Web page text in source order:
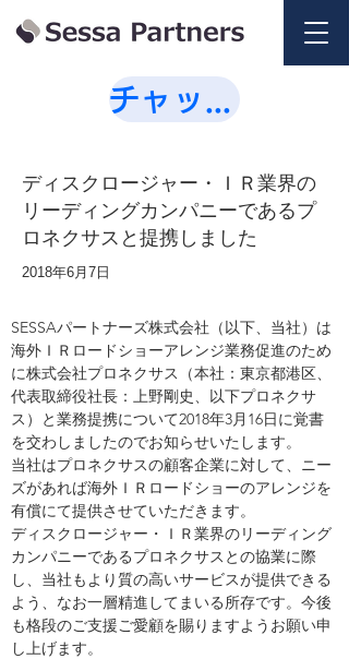
ディスクロージャー・ＩＲ業界の
リーディングカンパニーであるプ
ロネクサスと提携しました
2018年6月7日
SESSAパートナーズ株式会社（以下、当社）は
海外ＩＲロードショーアレンジ業務促進のため
に株式会社プロネクサス（本社：東京都港区、
代表取締役社長：上野剛史、以下プロネクサ
ス）と業務提携について2018年3月16日に覚書
を交わしましたのでお知らせいたします。
当社はプロネクサスの顧客企業に対して、ニー
ズがあれば海外ＩＲロードショーのアレンジを
有償にて提供させていただきます。
ディスクロージャー・ＩＲ業界のリーディング
カンパニーであるプロネクサスとの協業に際
し、当社もより質の高いサービスが提供できる
よう、なお一層精進してまいる所存です。今後
も格段のご支援ご愛顧を賜りますようお願い申
し上げます。